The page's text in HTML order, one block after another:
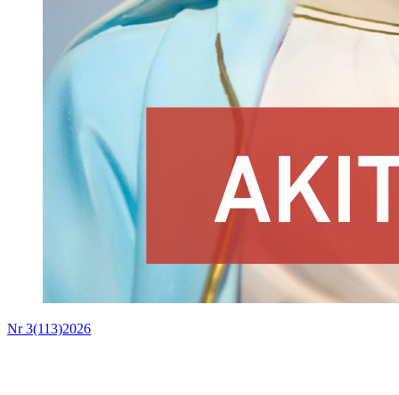
Nr 3(113)2026